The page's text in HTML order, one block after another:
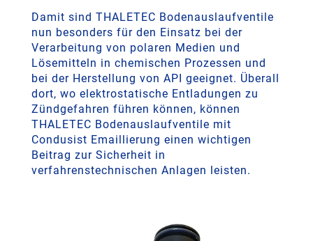
Damit sind THALETEC Bodenauslaufventile
nun besonders für den Einsatz bei der
Verarbeitung von polaren Medien und
Lösemitteln in chemischen Prozessen und
bei der Herstellung von API geeignet. Überall
dort, wo elektrostatische Entladungen zu
Zündgefahren führen können, können
THALETEC Bodenauslaufventile mit
Condusist Emaillierung einen wichtigen
Beitrag zur Sicherheit in
verfahrenstechnischen Anlagen leisten.